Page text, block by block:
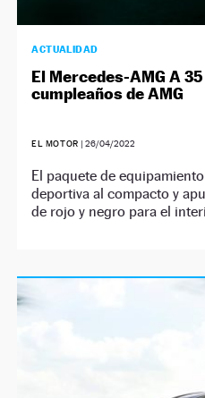
ACTUALIDAD
El Mercedes-AMG A
cumpleaños de AMG
EL MOTOR |26/04/2022
El paquete de
deportiva al compacto y
de rojo y negro para el